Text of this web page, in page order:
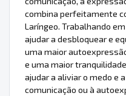
combina perfeitamente
Laríngeo. Trabalhando
ajudar a desbloquear e
uma maior
e uma maior
ajudar a aliviar o medo e
comunicação ou à